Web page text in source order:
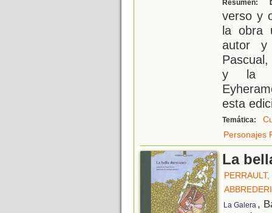
Resumen:
verso y
la obra
autor y
y la
esta
Temática:
Personajes
La
La Galera ,